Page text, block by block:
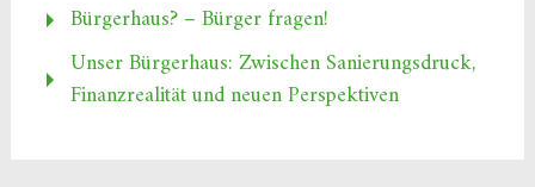
Bürgerhaus? – Bürger fragen!
Unser Bürgerhaus: Zwischen Sanierungsdruck,
Finanzrealität und neuen Perspektiven